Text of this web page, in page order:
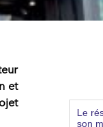
et
Le
son